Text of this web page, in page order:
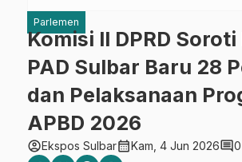
Parlemen
Komisi II DPRD
PAD Sulbar Baru 28
dan Pelaksanaan
APBD 2026
account_circleEkspos Sulbarcalendar_monthKam, 4 Jun 2026comment